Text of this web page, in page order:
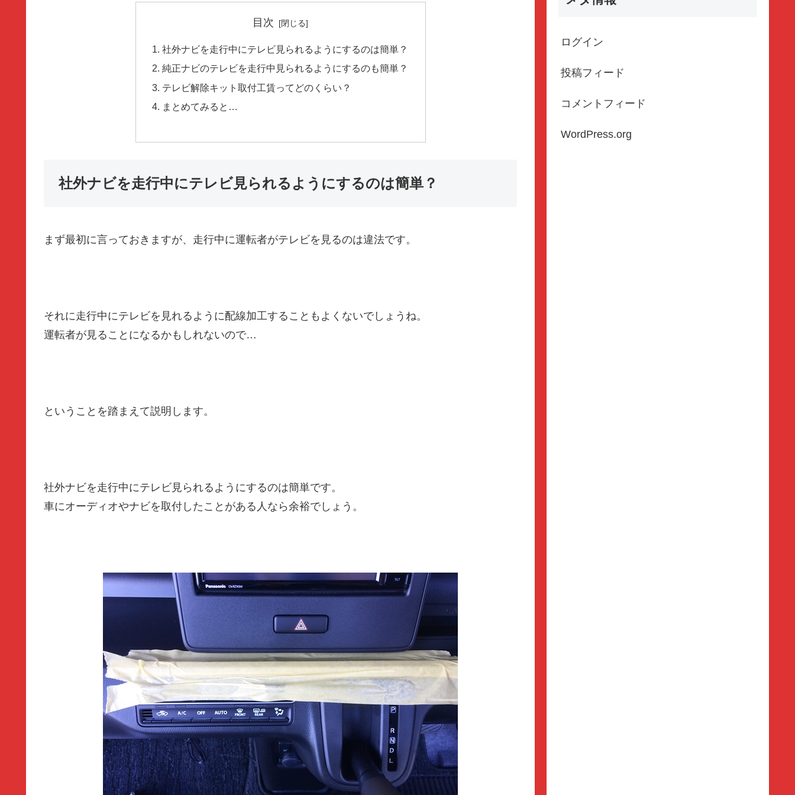
目次
社外ナビを走行中にテレビ見られるようにするのは簡単？
純正ナビのテレビを走行中見られるようにするのも簡単？
テレビ解除キット取付工賃ってどのくらい？
まとめてみると…
社外ナビを走行中にテレビ見られるようにするのは簡単？
まず最初に言っておきますが、 走行中に運転者がテレビを見るのは違法です。
それに走行中にテレビを見れるように配線加工することもよくないでしょうね。
運転者が見ることになるかもしれないので…
ということを踏まえて説明します。
社外ナビを走行中にテレビ見られるようにするのは簡単です。
車にオーディオやナビを取付したことがある人なら余裕でしょう。
ログイン
投稿フィード
コメントフィード
WordPress.org